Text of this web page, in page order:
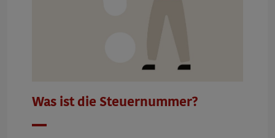
Was ist die Steuernummer?